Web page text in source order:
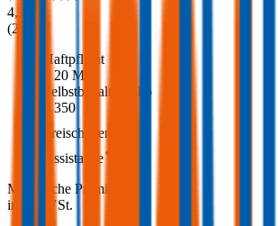
4,3
(293
Haftpflicht
€ 20 Mio.
Selbstbehalt Kasko
€ 350
Freischaden
Assistance
Monatliche Prämie
inkl. mVSt.